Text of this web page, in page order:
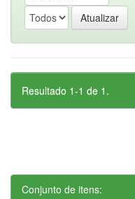
Resultado 1-1 de 1.
Conjunto de itens: